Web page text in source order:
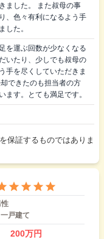
ました。 また叔母の事
、色々有利になるよう手
した。
を運ぶ回数が少なくなる
いたり、少しでも叔母の
手を尽くしていただきま
できたのも担当者の方
ます。とても満足です。
保証するものではありま
性
一戸建て
200万円